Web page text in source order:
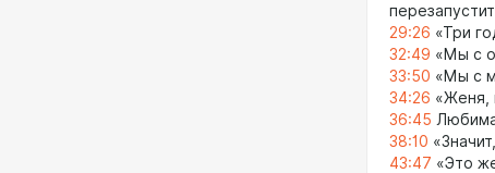
29:26 «Три
32:49 «Мы с
33:50 «Мы с
34:26 «Женя,
36:45
38:10
43:47 «Это